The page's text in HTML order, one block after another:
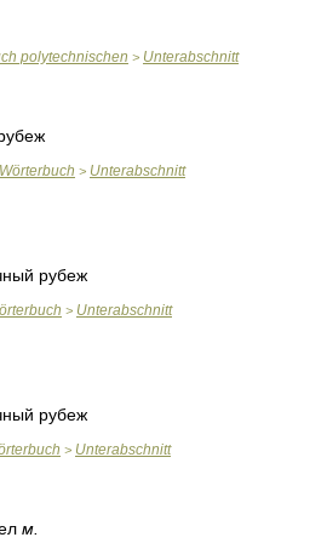
polytechnischen > Unterabschnitt
> Unterabschnitt
рубеж
> Unterabschnitt
рубеж
> Unterabschnitt
м.